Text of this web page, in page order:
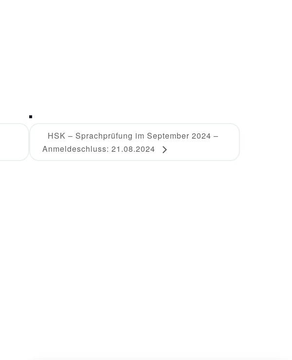
HSK – Sprachprüfung im September 2024 –
Anmeldeschluss: 21.08.2024